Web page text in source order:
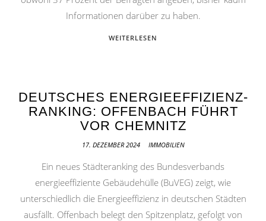
Informationen darüber zu haben.
WEITERLESEN
DEUTSCHES ENERGIEEFFIZIENZ-
RANKING: OFFENBACH FÜHRT
VOR CHEMNITZ
17. DEZEMBER 2024 IMMOBILIEN
Ein neues Städteranking des Bundesverbands
energieeffiziente Gebäudehülle (BuVEG) zeigt, wie
unterschiedlich die Energieeffizienz in deutschen Städten
ausfällt. Offenbach belegt den Spitzenplatz, gefolgt von